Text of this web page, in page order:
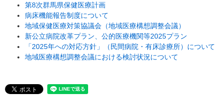
第8次群馬県保健医療計画
病床機能報告制度について
地域保健医療対策協議会（地域医療構想調整会議）
新公立病院改革プラン、公的医療機関等2025プラン
「2025年への対応方針」（民間病院・有床診療所）について
地域医療構想調整会議における検討状況について